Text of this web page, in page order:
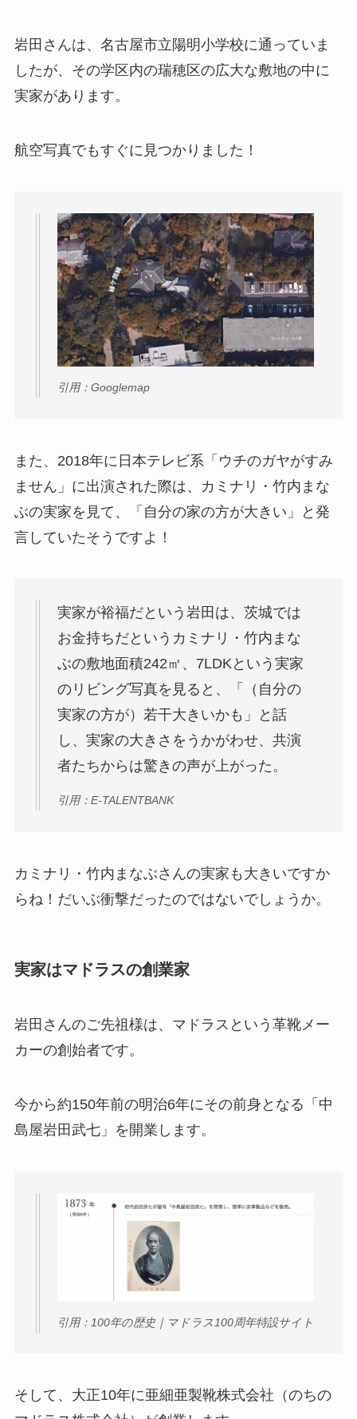
岩田さんは、名古屋市立陽明小学校に通っていま
したが、その学区内の瑞穂区の広大な敷地の中に
実家があります。
航空写真でもすぐに見つかりました！
引用：Googlemap
また、2018年に日本テレビ系「ウチのガヤがすみ
ません」に出演された際は、カミナリ・竹内まな
ぶの実家を見て、「自分の家の方が大きい」と発
言していたそうですよ！
実家が裕福だという岩田は、茨城では
お金持ちだというカミナリ・竹内まな
ぶの敷地面積242㎡、7LDKという実家
のリビング写真を見ると、「（自分の
実家の方が）若干大きいかも」と話
し、実家の大きさをうかがわせ、共演
者たちからは驚きの声が上がった。
引用：E-TALENTBANK
カミナリ・竹内まなぶさんの実家も大きいですか
らね！だいぶ衝撃だったのではないでしょうか。
実家はマドラスの創業家
岩田さんのご先祖様は、マドラスという革靴メー
カーの創始者です。
今から約150年前の明治6年にその前身となる「中
島屋岩田武七」を開業します。
引用：100年の歴史｜マドラス100周年特設サイト
そして、大正10年に亜細亜製靴株式会社（のちの